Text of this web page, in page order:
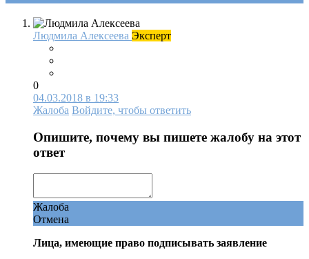
Людмила Алексеева Эксперт
0
04.03.2018 в 19:33
Жалоба Войдите, чтобы ответить
Опишите, почему вы пишете жалобу на этот
ответ
Жалоба
Отмена
Лица, имеющие право подписывать заявление